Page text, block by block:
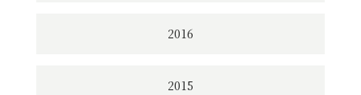
2016
2015